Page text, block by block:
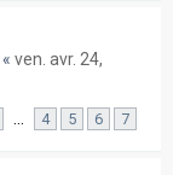
« ven. avr. 24,
… 4 5 6 7